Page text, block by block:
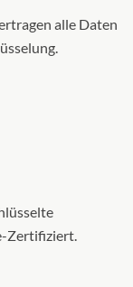
alle Daten
Zertifiziert.